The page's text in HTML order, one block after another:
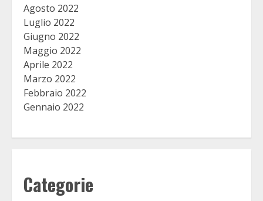
Agosto 2022
Luglio 2022
Giugno 2022
Maggio 2022
Aprile 2022
Marzo 2022
Febbraio 2022
Gennaio 2022
Categorie